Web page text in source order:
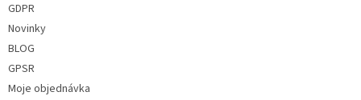
GDPR
Novinky
BLOG
GPSR
Moje objednávka